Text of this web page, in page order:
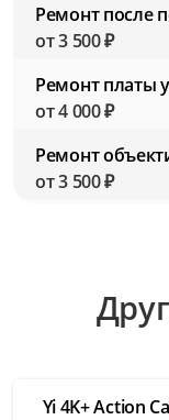
Ремонт после
от 3 500 ₽
Ремонт платы
от 4 000 ₽
Ремонт
от 3 500 ₽
Ремонт линзы
от 2 500 ₽
Yi 4K+ Action